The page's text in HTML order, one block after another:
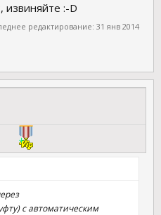
извиняйте :-D
редактирование: 31 янв 2014
с автоматическим